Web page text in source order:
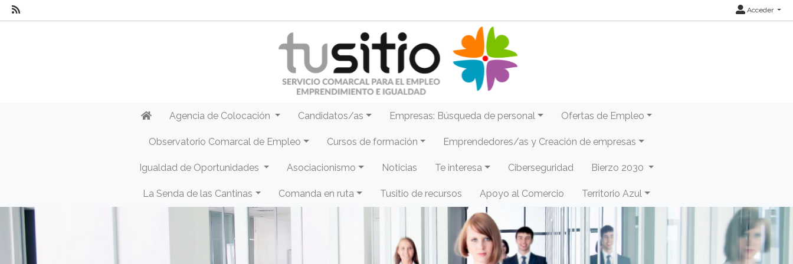
Acceder
Agencia de Colocación Candidatos/as Empresas: Búsqueda de personal Ofertas de Empleo
Observatorio Comarcal de Empleo Cursos de formación Emprendedores/as y Creación de empresas
Igualdad de Oportunidades Asociacionismo Noticias Te interesa Ciberseguridad Bierzo 2030
La Senda de las Cantinas Comanda en ruta Tusitio de recursos Apoyo al Comercio Territorio Azul